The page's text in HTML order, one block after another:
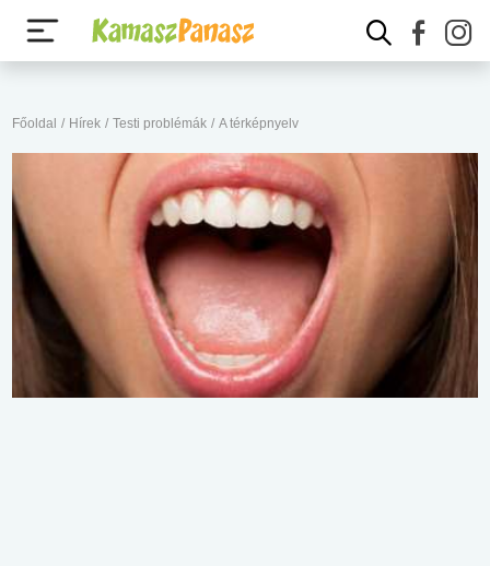
Főoldal / Hírek / Testi problémák / A térképnyelv